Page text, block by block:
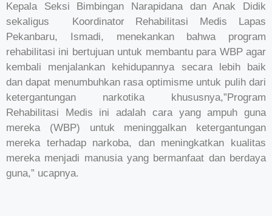
Kepala Seksi Bimbingan Narapidana dan Anak Didik
sekaligus Koordinator Rehabilitasi Medis Lapas
Pekanbaru, Ismadi, menekankan bahwa program
rehabilitasi ini bertujuan untuk membantu para WBP agar
kembali menjalankan kehidupannya secara lebih baik
dan dapat menumbuhkan rasa optimisme untuk pulih dari
ketergantungan narkotika khususnya,”Program
Rehabilitasi Medis ini adalah cara yang ampuh guna
mereka (WBP) untuk meninggalkan ketergantungan
mereka terhadap narkoba, dan meningkatkan kualitas
mereka menjadi manusia yang bermanfaat dan berdaya
guna,” ucapnya.